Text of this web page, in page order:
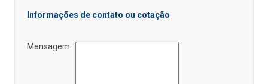
Informações de contato ou cotação
Mensagem: